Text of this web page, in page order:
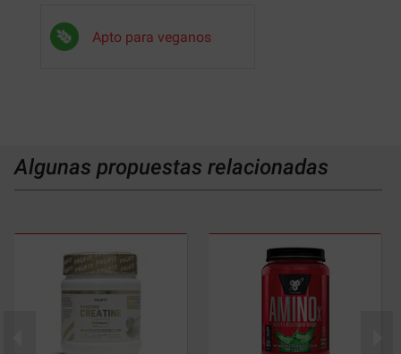
Apto para veganos
Algunas propuestas relacionadas